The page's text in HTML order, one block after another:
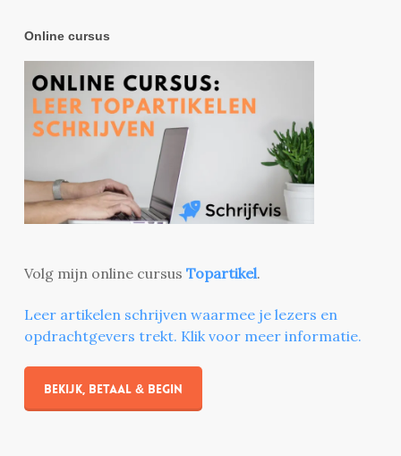
Online cursus
Volg mijn online cursus Topartikel.
Leer artikelen schrijven waarmee je lezers en
opdrachtgevers trekt. Klik voor meer informatie.
Bekijk, betaal & begin